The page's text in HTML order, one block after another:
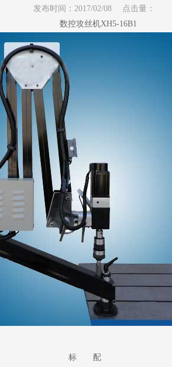
发布时间：2017/02/08
点击量：
数控攻丝机XH5-16B1
标 配